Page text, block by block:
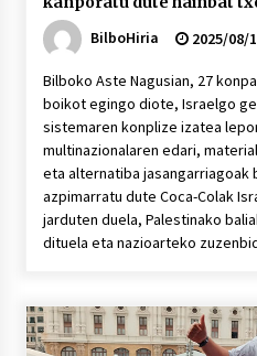
BilboHiria
2025/08/
Bilboko Aste Nagusian, 27
boikot egingo diote, Israelgo
sistemaren konplize izatea
multinazionalaren edari,
eta alternatiba
azpimarratu dute Coca-Colak
jarduten duela, Palestinako
dituela eta nazioarteko